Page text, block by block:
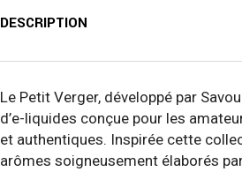
DESCRIPTION
Le Petit Verger, développé par
d’e-liquides conçue pour les
et authentiques. Inspirée cette
arômes soigneusement élaborés